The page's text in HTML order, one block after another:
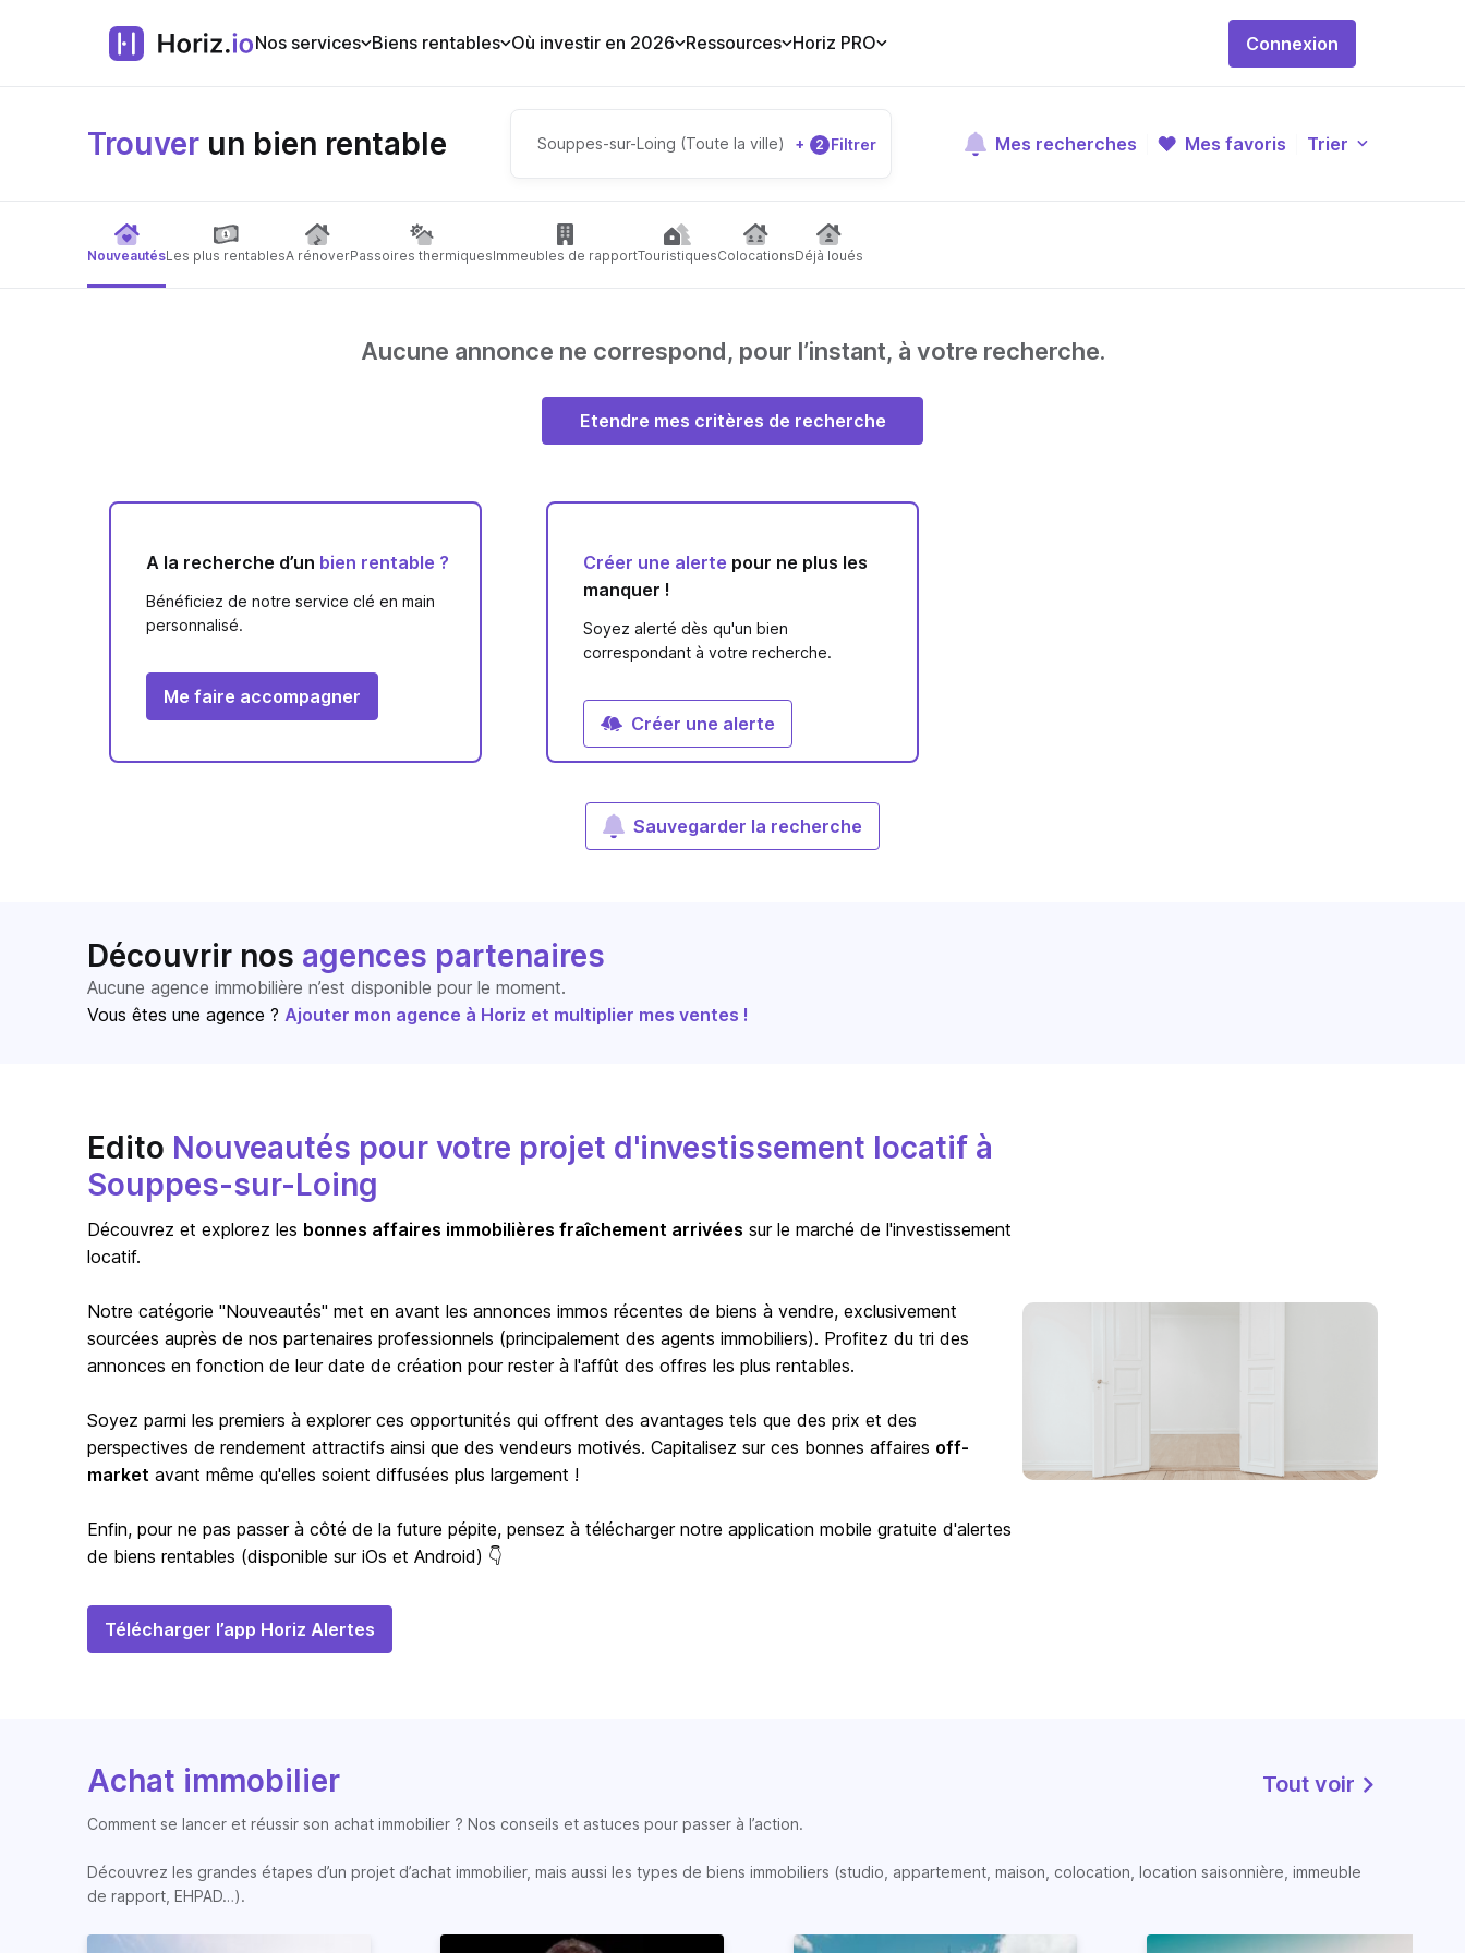
Nos services Biens rentables Où investir en 2026 Ressources Horiz PRO Connexion
Trouver un bien rentable Souppes-sur-Loing (Toute la ville) + 2 Filtrer Mes recherches Mes favoris Trier
NouveautésLes plus rentablesA rénoverPassoires thermiquesImmeubles de rapportTouristiquesColocationsDéjà loués
Aucune annonce ne correspond, pour l’instant, à votre recherche.
Etendre mes critères de recherche
A la recherche d’un bien rentable ?
Bénéficiez de notre service clé en main
personnalisé.
Me faire accompagner
Créer une alerte pour ne plus les
manquer !
Soyez alerté dès qu'un bien
correspondant à votre recherche.
Créer une alerte
Sauvegarder la recherche
Découvrir nos agences partenaires
Aucune agence immobilière n’est disponible pour le moment.
Vous êtes une agence ? Ajouter mon agence à Horiz et multiplier mes ventes !
Edito Nouveautés pour votre projet d'investissement locatif à
Souppes-sur-Loing
Découvrez et explorez les bonnes affaires immobilières fraîchement arrivées sur le marché de l'investissement
locatif.
Notre catégorie "Nouveautés" met en avant les annonces immos récentes de biens à vendre, exclusivement
sourcées auprès de nos partenaires professionnels (principalement des agents immobiliers). Profitez du tri des
annonces en fonction de leur date de création pour rester à l'affût des offres les plus rentables.
Soyez parmi les premiers à explorer ces opportunités qui offrent des avantages tels que des prix et des
perspectives de rendement attractifs ainsi que des vendeurs motivés. Capitalisez sur ces bonnes affaires off-
market avant même qu'elles soient diffusées plus largement !
Enfin, pour ne pas passer à côté de la future pépite, pensez à télécharger notre application mobile gratuite d'alertes
de biens rentables (disponible sur iOs et Android) 👇
Télécharger l’app Horiz Alertes
Achat immobilier Tout voir
Comment se lancer et réussir son achat immobilier ? Nos conseils et astuces pour passer à l’action.
Découvrez les grandes étapes d’un projet d’achat immobilier, mais aussi les types de biens immobiliers (studio, appartement, maison, colocation, location saisonnière, immeuble
de rapport, EHPAD…).